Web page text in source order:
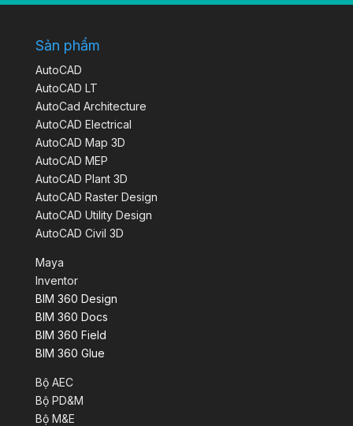
Sản phẩm
AutoCAD
AutoCAD LT
AutoCad Architecture
AutoCAD Electrical
AutoCAD Map 3D
AutoCAD MEP
AutoCAD Plant 3D
AutoCAD Raster Design
AutoCAD Utility Design
AutoCAD Civil 3D
Maya
Inventor
BIM 360 Design
BIM 360 Docs
BIM 360 Field
BIM 360 Glue
Bộ AEC
Bộ PD&M
Bộ M&E